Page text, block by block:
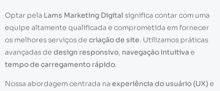
Optar pela Lams Marketing Digital significa contar com uma
equipe altamente qualificada e comprometida em fornecer
os melhores serviços de criação de site. Utilizamos práticas
avançadas de design responsivo, navegação intuitiva e
tempo de carregamento rápido.
Nossa abordagem centrada na experiência do usuário (UX)e